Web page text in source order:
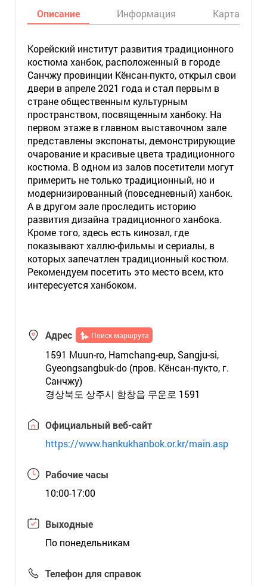
Описание Информация Карта
Корейский институт развития традиционного
костюма ханбок, расположенный в городе
Санчжу провинции Кёнсан-пукто, открыл свои
двери в апреле 2021 года и стал первым в
стране общественным культурным
пространством, посвященным ханбоку. На
первом этаже в главном выставочном зале
представлены экспонаты, демонстрирующие
очарование и красивые цвета традиционного
костюма. В одном из залов посетители могут
примерить не только традиционный, но и
модернизированный (повседневный) ханбок.
А в другом зале проследить историю
развития дизайна традиционного ханбока.
Кроме того, здесь есть кинозал, где
показывают халлю-фильмы и сериалы, в
которых запечатлен традиционный костюм.
Рекомендуем посетить это место всем, кто
интересуется ханбоком.
Адрес Поиск маршрута
1591 Muun-ro, Hamchang-eup, Sangju-si,
Gyeongsangbuk-do (пров. Кёнсан-пукто, г.
Санчжу)
경상북도 상주시 함창읍 무운로 1591
Официальный веб-сайт
https://www.hankukhanbok.or.kr/main.asp
Рабочие часы
10:00-17:00
Выходные
По понедельникам
Телефон для справок